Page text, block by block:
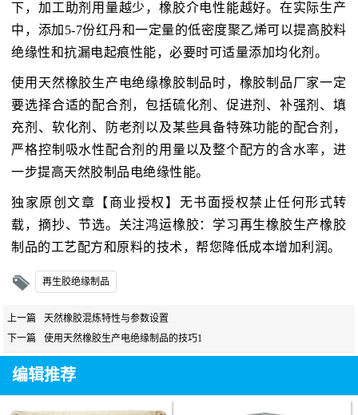
下，加工助剂用量越少，橡胶介电性能越好。在实际生产
中，添加5-7份红丹和一定量的低密度聚乙烯可以提高胶料
绝缘性和抗漏电起痕性能，必要时可适量添加均化剂。
使用天然橡胶生产电绝缘橡胶制品时，橡胶制品厂家一定
要选择合适的配合剂，包括硫化剂、促进剂、补强剂、填
充剂、软化剂、防老剂以及某些具备特殊功能的配合剂，
严格控制吸水性配合剂的用量以及整个配方的含水率，进
一步提高天然胶制品电绝缘性能。
独家原创文章【商业授权】无书面授权禁止任何形式转
载，摘抄、节选。关注鸿运橡胶：学习再生橡胶生产橡胶
制品的工艺配方和原料的技术，帮您降低成本增加利润。
再生胶绝缘制品
上一篇
天然橡胶混炼特性与参数设置
下一篇
使用天然橡胶生产电绝缘制品的技巧1
编辑推荐